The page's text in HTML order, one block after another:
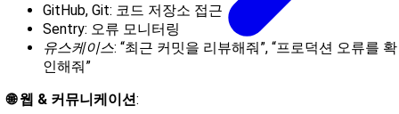
GitHub, Git: 코드 저장소 접근
Sentry: 오류 모니터링
유스케이스: “최근 커밋을 리뷰해줘”, “프로덕션 오류를 확
인해줘”
🌐 웹 & 커뮤니케이션: